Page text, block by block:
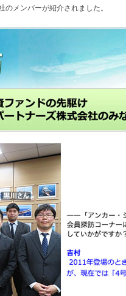
メンバーが紹介されました。